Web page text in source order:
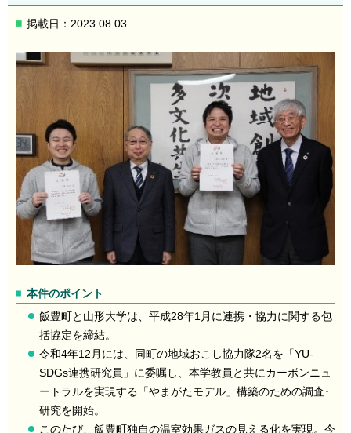
掲載日：2023.08.03
本件のポイント
飯豊町と山形大学は、平成28年1月に連携・協力に関する包
括協定を締結。
令和4年12月には、同町の地域おこし協力隊2名を「YU-
SDGs連携研究員」に委嘱し、本学教員と共にカーボンニュ
ートラルを実現する「やまがたモデル」構築のための調査･
研究を開始。
このたび、飯豊町独自の温室効果ガスの見える化を実現。今